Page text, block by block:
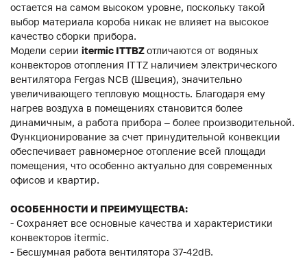
остается на самом высоком уровне, поскольку такой
выбор материала короба никак не влияет на высокое
качество сборки прибора.
Модели серии itermic ITTBZотличаются от водяных
конвекторов отопления ITTZ наличием электрического
вентилятора Fergas NCB (Швеция), значительно
увеличивающего тепловую мощность. Благодаря ему
нагрев воздуха в помещениях становится более
динамичным, а работа прибора – более производительной.
Функционирование за счет принудительной конвекции
обеспечивает равномерное отопление всей площади
помещения, что особенно актуально для современных
офисов и квартир.
ОСОБЕННОСТИ И ПРЕИМУЩЕСТВА:
- Сохраняет все основные качества и характеристики
конвекторов itermic.
- Бесшумная работа вентилятора 37-42dB.